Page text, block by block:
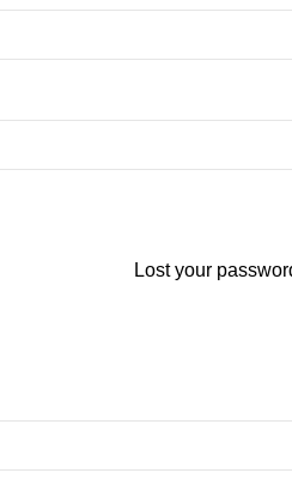
Lost your